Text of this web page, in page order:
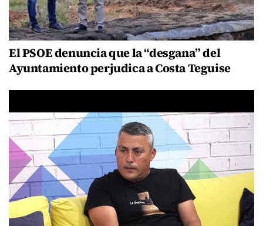
El PSOE denuncia que la “desgana” del
Ayuntamiento perjudica a Costa Teguise